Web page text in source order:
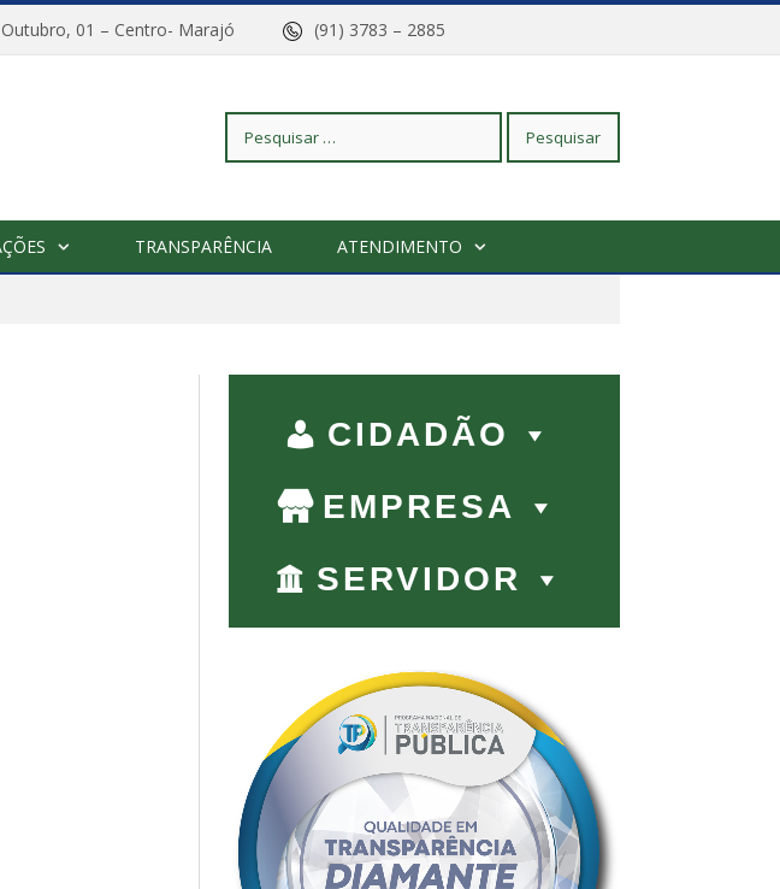
Outubro, 01 – Centro- Marajó (91) 3783 – 2885
Pesquisar
TRANSPARÊNCIA ATENDIMENTO
CIDADÃO
EMPRESA
SERVIDOR